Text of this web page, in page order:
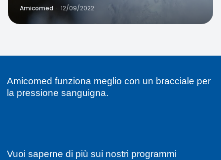
Amicomed · 12/09/2022
Amicomed funziona meglio con un bracciale per
la pressione sanguigna.
Vuoi saperne di più sui nostri programmi